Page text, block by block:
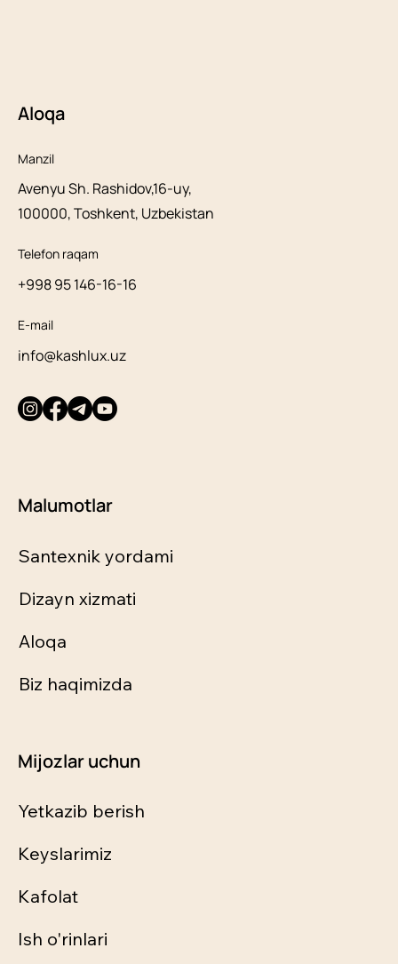
Aloqa
Manzil
Avenyu Sh. Rashidov,16-uy,
100000, Toshkent, Uzbekistan
Telefon raqam
+998 95 146-16-16
E-mail
info@kashlux.uz
Malumotlar
Santexnik yordami
Dizayn xizmati
Aloqa
Biz haqimizda
Mijozlar uchun
Yetkazib berish
Keyslarimiz
Kafolat
Ish o'rinlari